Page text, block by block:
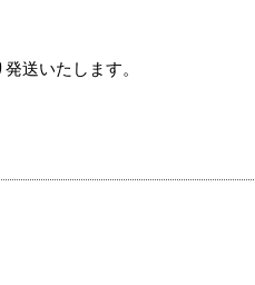
送いたします。